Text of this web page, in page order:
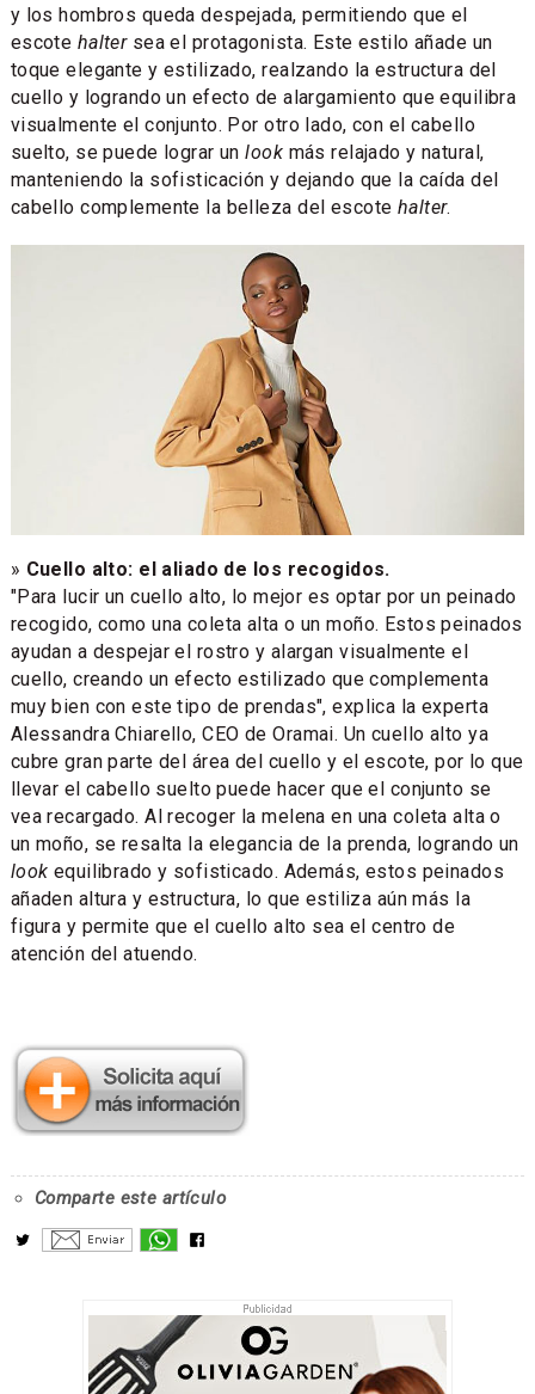
y los hombros queda despejada, permitiendo que el
escote halter sea el protagonista. Este estilo añade un
toque elegante y estilizado, realzando la estructura del
cuello y logrando un efecto de alargamiento que equilibra
visualmente el conjunto. Por otro lado, con el cabello
suelto, se puede lograr unlook más relajado y natural,
manteniendo la sofisticación y dejando que la caída del
cabello complemente la belleza del escote halter.
» Cuello alto: el aliado de los recogidos.
"Para lucir un cuello alto, lo mejor es optar por un peinado
recogido, como una coleta alta o un moño. Estos peinados
ayudan a despejar el rostro y alargan visualmente el
cuello, creando un efecto estilizado que complementa
muy bien con este tipo de prendas", explica la experta
Alessandra Chiarello, CEO de Oramai. Un cuello alto ya
cubre gran parte del área del cuello y el escote, por lo que
llevar el cabello suelto puede hacer que el conjunto se
vea recargado. Al recoger la melena en una coleta alta o
un moño, se resalta la elegancia de la prenda, logrando un
look equilibrado y sofisticado. Además, estos peinados
añaden altura y estructura, lo que estiliza aún más la
figura y permite que el cuello alto sea el centro de
atención del atuendo.
Comparte este artículo